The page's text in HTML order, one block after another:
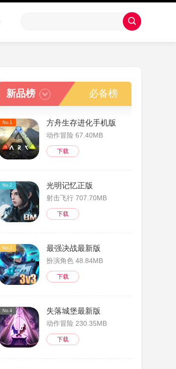
新品榜 必备榜
No.1 方舟生存进化手机版
动作冒险 67.40MB
下载
No.2 光明记忆正版
射击飞行 707.70MB
下载
No.3 最强决战最新版
扮演角色 48.84MB
下载
No.4 失落城堡最新版
动作冒险 230.35MB
下载